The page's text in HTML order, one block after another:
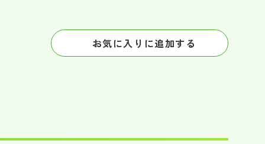
お気に入りに追加する